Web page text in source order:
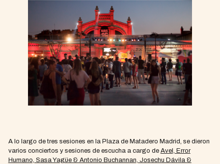
A lo largo de tres sesiones en la Plaza de Matadero Madrid, se dieron
varios conciertos y sesiones de escucha a cargo de Avel, Error
Humano, Sasa Yagüe & Antonio Buchannan, Josechu Dávila &